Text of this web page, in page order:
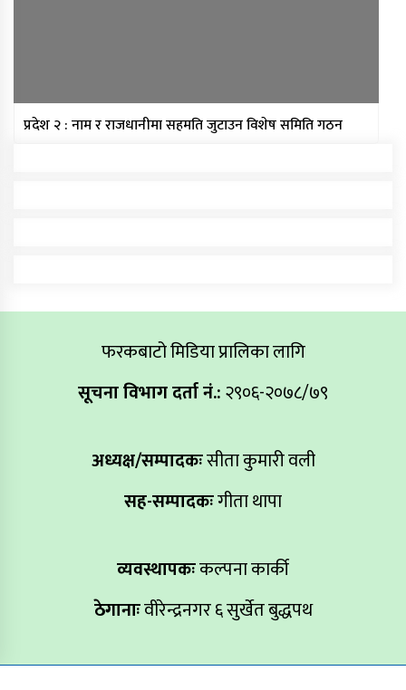
प्रदेश २ : नाम र राजधानीमा सहमति जुटाउन विशेष समिति गठन
फरकबाटो मिडिया प्रालिका लागि
सूचना विभाग दर्ता नं.:२९०६-२०७८/७९
अध्यक्ष/सम्पादकःसीता कुमारी वली
सह-सम्पादकःगीता थापा
व्यवस्थापकःकल्पना कार्की
ठेगानाःवीरेन्द्रनगर ६ सुर्खेत बुद्धपथ